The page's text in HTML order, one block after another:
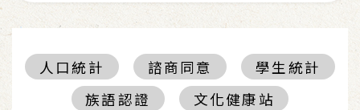
人口統計 諮商同意
學生統計
族語認證
文化健康站